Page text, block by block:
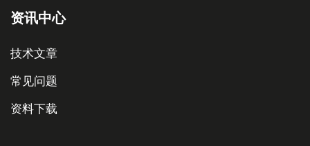
资讯中心
技术文章
常见问题
资料下载